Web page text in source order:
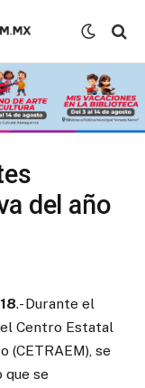
del año
.- Durante el
Centro Estatal
(CETRAEM), se
que se